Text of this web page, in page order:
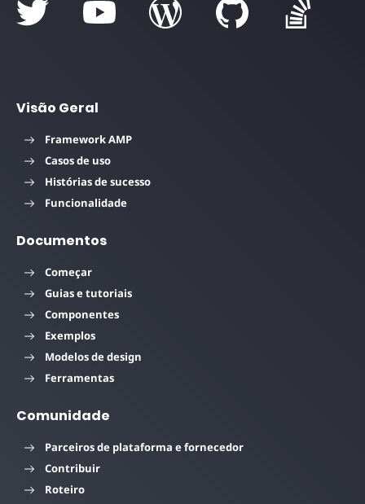
Visão Geral
Framework AMP
Casos de uso
Histórias de sucesso
Funcionalidade
Documentos
Começar
Guias e tutoriais
Componentes
Exemplos
Modelos de design
Ferramentas
Comunidade
Parceiros de plataforma e fornecedor
Contribuir
Roteiro